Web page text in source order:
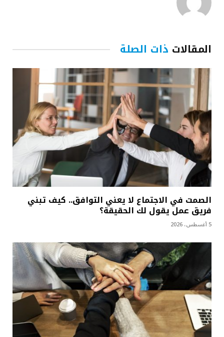
المقالات ذات الصلة
الصمت في الاجتماع لا يعني التوافق.. كيف تبني
فريق عمل يقول لك الحقيقة؟
5 أغسطس، 2026